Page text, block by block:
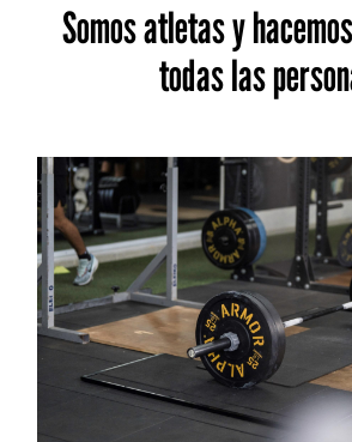
Somos atletas y
todas las